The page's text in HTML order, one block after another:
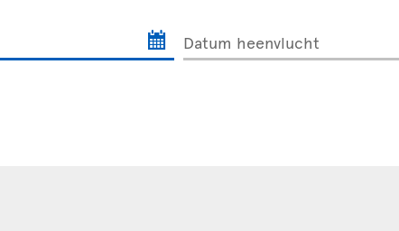
Datum heenvlucht